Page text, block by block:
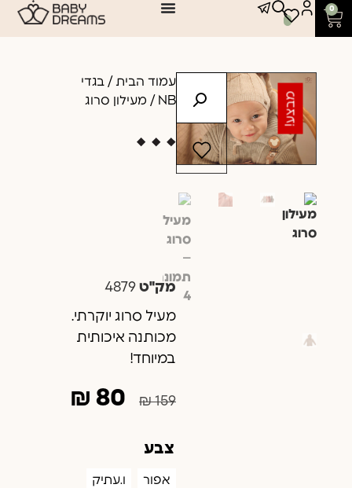
0
מבצע!
עמוד הבית / בגדי
NB / מעילון סרוג
מק"ט 4879
מעיל סרוג יוקרתי.
מכותנה איכותית
במיוחד!
₪159
₪ 80
צבע
אפור ו.עתיק